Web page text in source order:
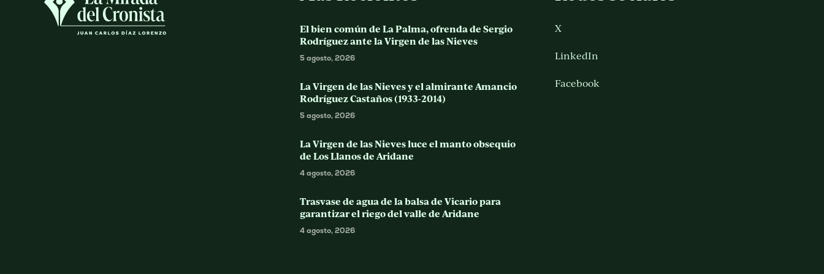
El bien común de La Palma, ofrenda de Sergio
Rodríguez ante la Virgen de las Nieves
5 agosto, 2026
La Virgen de las Nieves y el almirante Amancio
Rodríguez Castaños (1933-2014)
5 agosto, 2026
La Virgen de las Nieves luce el manto obsequio
de Los Llanos de Aridane
4 agosto, 2026
Trasvase de agua de la balsa de Vicario para
garantizar el riego del valle de Aridane
4 agosto, 2026
X
LinkedIn
Facebook